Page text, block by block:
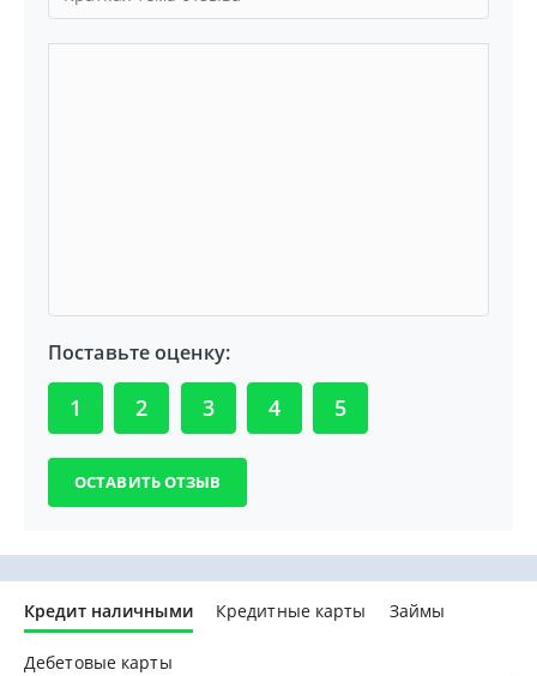
Поставьте оценку:
1 2 3 4 5
Кредит наличными Кредитные карты Займы
Дебетовые карты